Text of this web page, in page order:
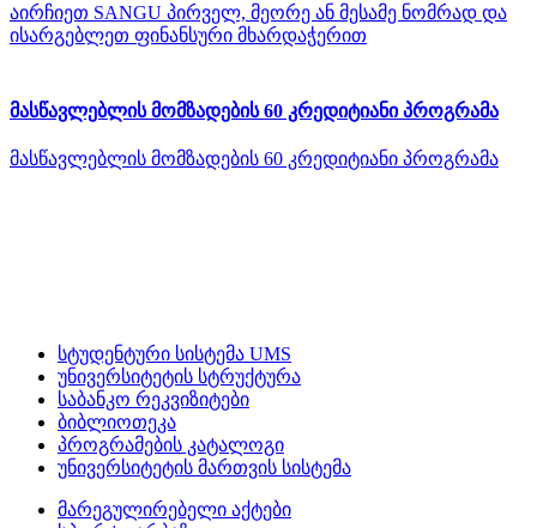
აირჩიეთ SANGU პირველ, მეორე ან მესამე ნომრად და
ისარგებლეთ ფინანსური მხარდაჭერით
მასწავლებლის მომზადების 60 კრედიტიანი პროგრამა
მასწავლებლის მომზადების 60 კრედიტიანი პროგრამა
სტუდენტური სისტემა UMS
უნივერსიტეტის სტრუქტურა
საბანკო რეკვიზიტები
ბიბლიოთეკა
პროგრამების კატალოგი
უნივერსიტეტის მართვის სისტემა
მარეგულირებელი აქტები